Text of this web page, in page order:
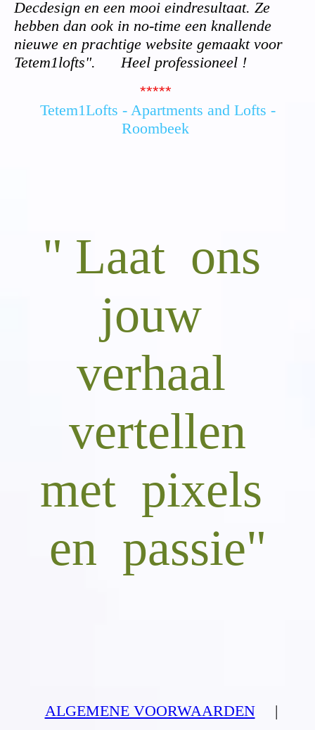
Decdesign en een mooi eindresultaat. Ze
hebben dan ook in no-time een knallende
nieuwe en prachtige website gemaakt voor
Tetem1lofts". Heel professioneel !
*****
Tetem1Lofts - Apartments and Lofts -
Roombeek
" Laat ons
jouw
verhaal
vertellen
met pixels
en passie"
ALGEMENE VOORWAARDEN |